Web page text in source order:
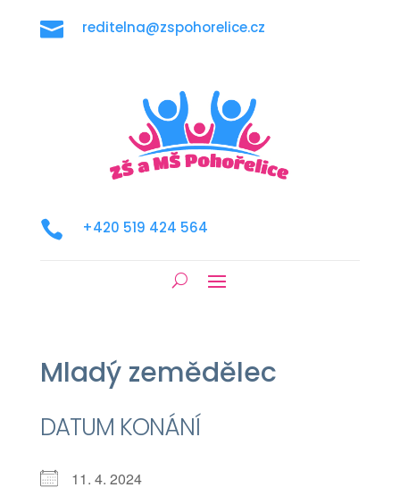
 reditelna@zspohorelice.cz
 +420 519 424 564
Mladý zemědělec
DATUM KONÁNÍ
11. 4. 2024